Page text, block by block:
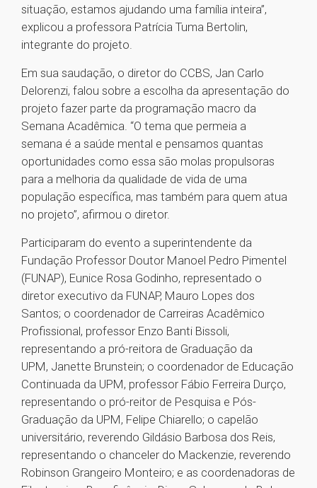
situação, estamos ajudando uma família inteira”,
explicou a professora Patrícia Tuma Bertolin,
integrante do projeto.
Em sua saudação, o diretor do CCBS, Jan Carlo
Delorenzi, falou sobre a escolha da apresentação do
projeto fazer parte da programação macro da
Semana Acadêmica. “O tema que permeia a
semana é a saúde mental e pensamos quantas
oportunidades como essa são molas propulsoras
para a melhoria da qualidade de vida de uma
população específica, mas também para quem atua
no projeto”, afirmou o diretor.
Participaram do evento a superintendente da
Fundação Professor Doutor Manoel Pedro Pimentel
(FUNAP), Eunice Rosa Godinho, representado o
diretor executivo da FUNAP, Mauro Lopes dos
Santos; o coordenador de Carreiras Acadêmico
Profissional, professor Enzo Banti Bissoli,
representando a pró-reitora de Graduação da
UPM, Janette Brunstein; o coordenador de Educação
Continuada da UPM, professor Fábio Ferreira Durço,
representando o pró-reitor de Pesquisa e Pós-
Graduação da UPM, Felipe Chiarello; o capelão
universitário, reverendo Gildásio Barbosa dos Reis,
representando o chanceler do Mackenzie, reverendo
Robinson Grangeiro Monteiro; e as coordenadoras de